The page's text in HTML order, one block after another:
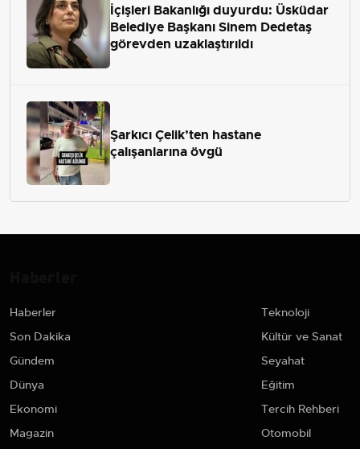
İçişleri Bakanlığı duyurdu: Üsküdar
Belediye Başkanı Sinem Dedetaş
görevden uzaklaştırıldı
Şarkıcı Çelik’ten hastane
çalışanlarına övgü
Haberler
Son Dakika
Gündem
Dünya
Ekonomi
Magazin
Teknoloji
Kültür ve Sanat
Seyahat
Eğitim
Tercih Rehberi
Otomobil